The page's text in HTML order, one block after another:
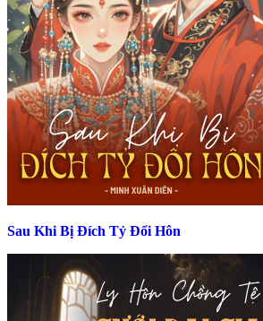
Sau Khi Bị Đích Tỷ Đổi Hôn